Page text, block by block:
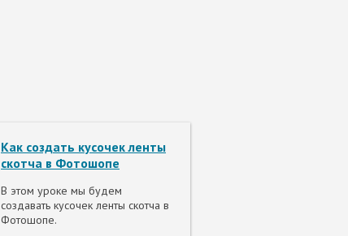
Как создать кусочек ленты
скотча в Фотошопе
В этом уроке мы будем
создавать кусочек ленты скотча в
Фотошопе.